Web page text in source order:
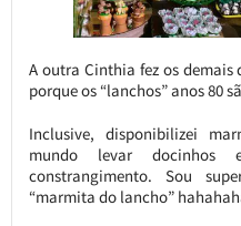
A outra Cinthia fez os demais
porque os “lanchos” anos 80
Inclusive, disponibilizei
mundo levar docinhos
constrangimento. Sou
“marmita do lancho”